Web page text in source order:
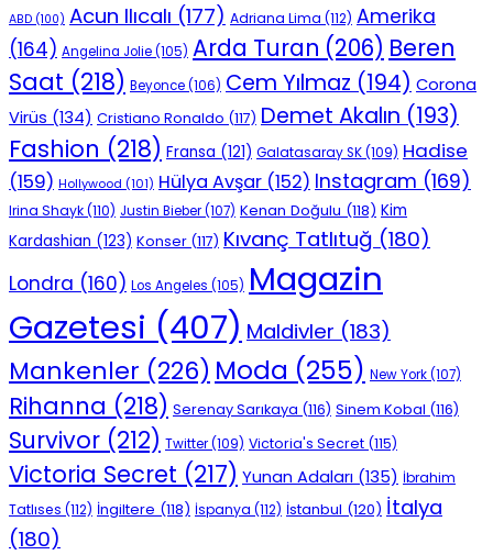
ABD (100) Acun Ilıcalı (177) Adriana Lima (112) Amerika
(164) Angelina Jolie(105) Arda Turan (206) Beren
Saat (218) Beyonce(106) Cem Yılmaz (194) Corona
Virüs (134) Cristiano Ronaldo (117) Demet Akalın (193)
Fashion (218) Fransa (121) Galatasaray SK(109) Hadise
(159) Hollywood (101) Hülya Avşar (152) Instagram (169)
Irina Shayk(110) Justin Bieber(107) Kenan Doğulu (118) Kim
Kardashian (123) Konser (117) Kıvanç Tatlıtuğ (180)
Londra (160) Los Angeles (105) Magazin
Gazetesi (407) Maldivler (183)
Mankenler (226) Moda (255) New York(107)
Rihanna (218) Serenay Sarıkaya (116) Sinem Kobal (116)
Survivor (212) Twitter(109) Victoria's Secret (115)
Victoria Secret (217) Yunan Adaları (135) İbrahim
Tatlıses (112) İngiltere (118) İspanya (112) İstanbul (120) İtalya
(180)